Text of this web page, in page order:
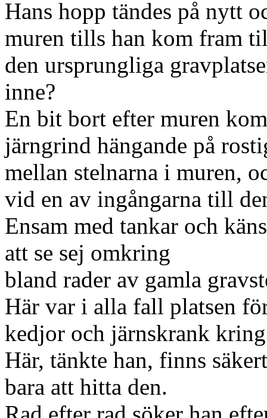
Hans hopp tändes på nytt
muren tills han kom fram
den ursprungliga
inne?
En bit bort efter muren
järngrind hängande på
mellan stelnarna i muren,
vid en av ingångarna till
Ensam med tankar och
att se sej omkring
bland rader av gamla
Här var i alla fall platsen
kedjor och järnskrank
Här, tänkte han, finns
bara att hitta den.